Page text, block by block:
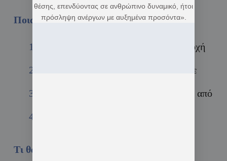
Ποια είναι η διαδικασία;
Δηλώστε συμμετοχή
Συμμετοχή σε
Εξετάσεις από
Τι θα Κερδίσεις
θέσης, επενδύοντας σε ανθρώπινο δυναμικό, ήτοι
πρόσληψη ανέργων με αυξημένα προσόντα».